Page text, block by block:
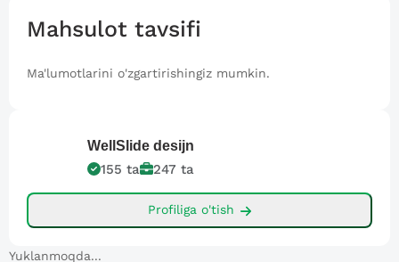
Mahsulot tavsifi
Ma'lumotlarini o'zgartirishingiz mumkin.
WellSlide desijn
155 ta 247 ta
Profiliga o'tish
Yuklanmoqda...